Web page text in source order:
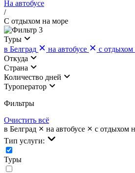
На автобусе
/
С отдыхом на море
3
Туры
в Белград
на автобусе
с отдыхом
Откуда
Страна
Количество дней
Туроператор
Фильтры
Очистить всё
в Белград
на автобусе
с отдыхом
Тип услуги:
Туры